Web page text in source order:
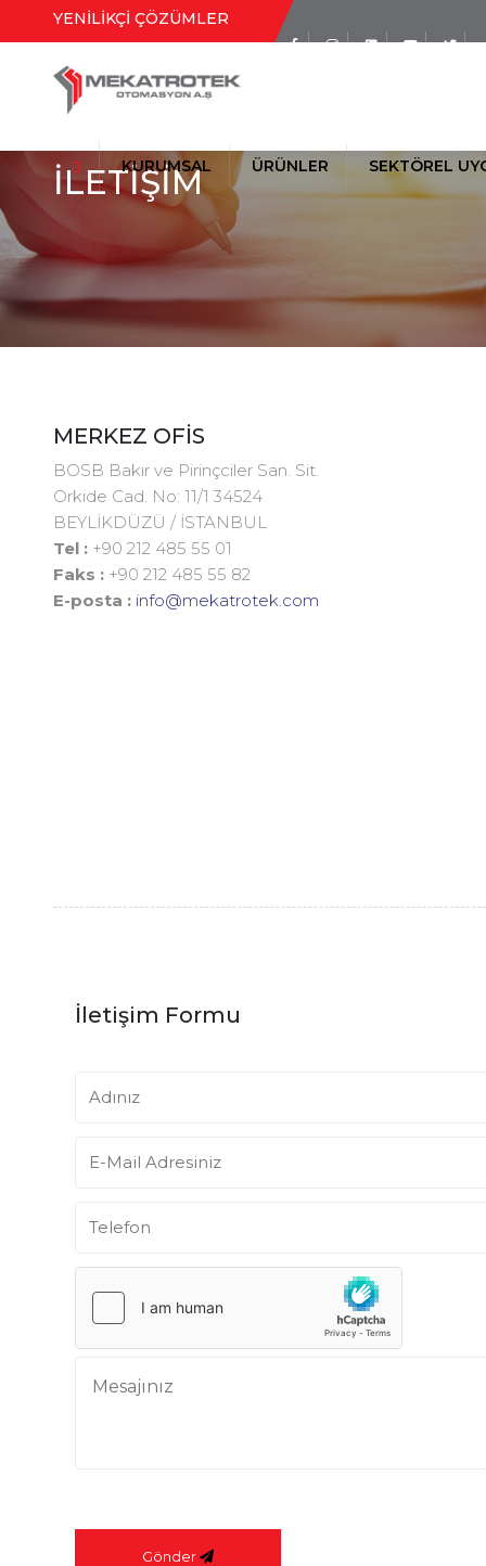
YENİLİKÇİ ÇÖZÜMLER
Sosyal Medya
Hesaplarımız
KURUMSAL ÜRÜNLER
BOŞALTMA SİSTEMLERİ
SEKTÖREL
İLETİŞİM
MERKEZ OFİS
BOSB Bakır ve Pirinçciler San. Sit.
Orkide Cad. No: 11/1 34524
BEYLİKDÜZÜ / İSTANBUL
Tel : +90 212 485 55 01
Faks : +90 212 485 55 82
E-posta : info@mekatrotek.com
İletişim Formu
Gönder